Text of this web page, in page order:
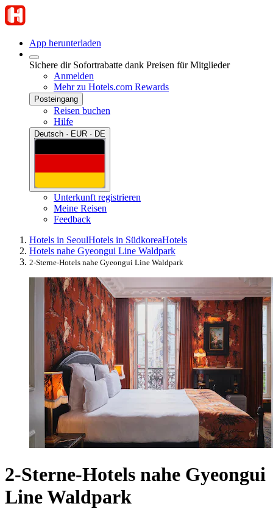
App herunterladen
Sichere dir Sofortrabatte dank Preisen für Mitglieder
Anmelden
Mehr zu Hotels.com Rewards
Posteingang
Reisen buchen
Hilfe
Deutsch · EUR · DE
Unterkunft registrieren
Meine Reisen
Feedback
Hotels in SeoulHotels in SüdkoreaHotels
Hotels nahe Gyeongui Line Waldpark
2-Sterne-Hotels nahe Gyeongui Line Waldpark
2-Sterne-Hotels nahe Gyeongui
Line Waldpark